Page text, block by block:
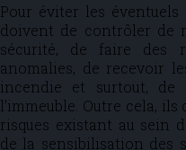
Pour éviter les éventuels
doivent de contrôler de
sécurité, de faire des
anomalies, de recevoir
incendie et surtout,
l’immeuble. Outre cela,
risques existant au sein
de la sensibilisation des